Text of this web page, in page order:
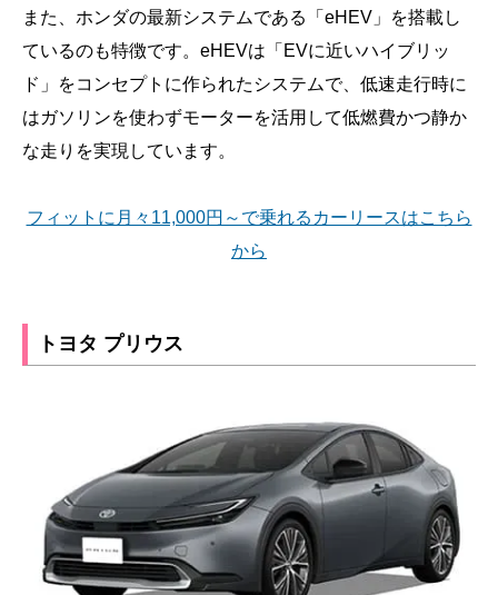
また、ホンダの最新システムである「eHEV」を搭載し
ているのも特徴です。eHEVは「EVに近いハイブリッ
ド」をコンセプトに作られたシステムで、低速走行時に
はガソリンを使わずモーターを活用して低燃費かつ静か
な走りを実現しています。
フィットに月々11,000円～で乗れるカーリースはこちら
から
トヨタ プリウス